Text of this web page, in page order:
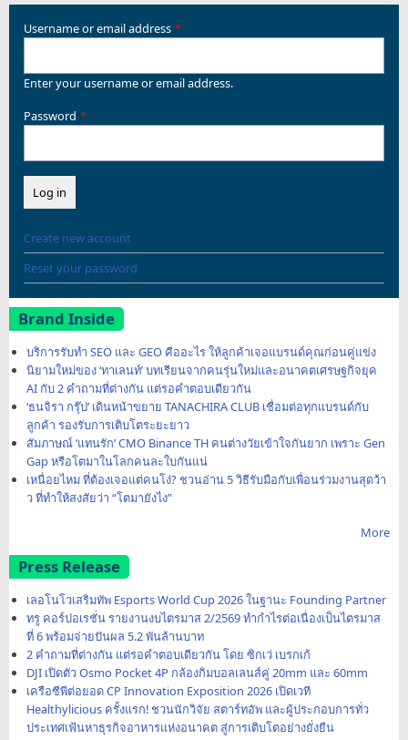
Username or email address
Enter your username or email address.
Password
Create new account
Reset your password
Brand Inside
บริการรับทำ SEO และ GEO คืออะไร ให้ลูกค้าเจอแบรนด์คุณก่อนคู่แข่ง
นิยามใหม่ของ ‘ทาเลนท์’ บทเรียนจากคนรุ่นใหม่และอนาคตเศรษฐกิจยุค
AI กับ 2 คำถามที่ต่างกัน แต่รอคำตอบเดียวกัน
‘ธนจิรา กรุ๊ป’ เดินหน้าขยาย TANACHIRA CLUB เชื่อมต่อทุกแบรนด์กับ
ลูกค้า รองรับการเติบโตระยะยาว
สัมภาษณ์ ‘แทนรัก’ CMO Binance TH คนต่างวัยเข้าใจกันยาก เพราะ Gen
Gap หรือโตมาในโลกคนละใบกันแน่
เหนื่อยไหม ที่ต้องเจอแต่คนโง่? ชวนอ่าน 5 วิธีรับมือกับเพื่อนร่วมงานสุดว้า
ว ที่ทำให้สงสัยว่า “โตมายังไง”
More
Press Release
เลอโนโวเสริมทัพ Esports World Cup 2026 ในฐานะ Founding Partner
ทรู คอร์ปอเรชั่น รายงานงบไตรมาส 2/2569 ทำกำไรต่อเนื่องเป็นไตรมาส
ที่ 6 พร้อมจ่ายปันผล 5.2 พันล้านบาท
2 คำถามที่ต่างกัน แต่รอคำตอบเดียวกัน โดย ซิกเว่ เบรกเก้
DJI เปิดตัว Osmo Pocket 4P กล้องกิมบอลเลนส์คู่ 20mm และ 60mm
เครือซีพีต่อยอด CP Innovation Exposition 2026 เปิดเวที
Healthylicious ครั้งแรก! ชวนนักวิจัย สตาร์ทอัพ และผู้ประกอบการทั่ว
ประเทศเฟ้นหาธุรกิจอาหารแห่งอนาคต สู่การเติบโตอย่างยั่งยืน